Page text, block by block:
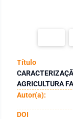
Título
AGRICULTURA
Autor(a):
DOI